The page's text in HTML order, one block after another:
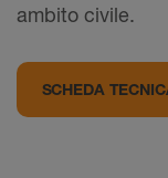
ambito civile.
SCHEDA